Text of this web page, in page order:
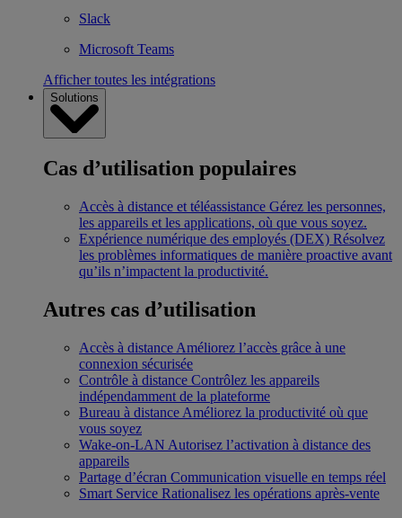
Slack
Microsoft Teams
Afficher toutes les intégrations
Solutions
Cas d’utilisation populaires
Accès à distance et téléassistance Gérez les personnes,
les appareils et les applications, où que vous soyez.
Expérience numérique des employés (DEX) Résolvez
les problèmes informatiques de manière proactive avant
qu’ils n’impactent la productivité.
Autres cas d’utilisation
Accès à distance Améliorez l’accès grâce à une
connexion sécurisée
Contrôle à distance Contrôlez les appareils
indépendamment de la plateforme
Bureau à distance Améliorez la productivité où que
vous soyez
Wake-on-LAN Autorisez l’activation à distance des
appareils
Partage d’écran Communication visuelle en temps réel
Smart Service Rationalisez les opérations après-vente